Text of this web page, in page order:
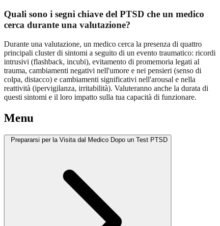
Quali sono i segni chiave del PTSD che un medico
cerca durante una valutazione?
Durante una valutazione, un medico cerca la presenza di quattro
principali cluster di sintomi a seguito di un evento traumatico: ricordi
intrusivi (flashback, incubi), evitamento di promemoria legati al
trauma, cambiamenti negativi nell'umore e nei pensieri (senso di
colpa, distacco) e cambiamenti significativi nell'arousal e nella
reattività (ipervigilanza, irritabilità). Valuteranno anche la durata di
questi sintomi e il loro impatto sulla tua capacità di funzionare.
Menu
Prepararsi per la Visita dal Medico Dopo un Test PTSD